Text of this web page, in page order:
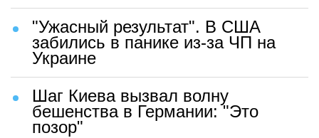
"Ужасный результат". В США
забились в панике из-за ЧП на
Украине
Шаг Киева вызвал волну
бешенства в Германии: "Это
позор"